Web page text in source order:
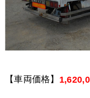
【車両価格】